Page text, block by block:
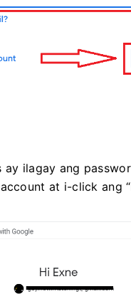
ay ilagay ang
at i-click ang